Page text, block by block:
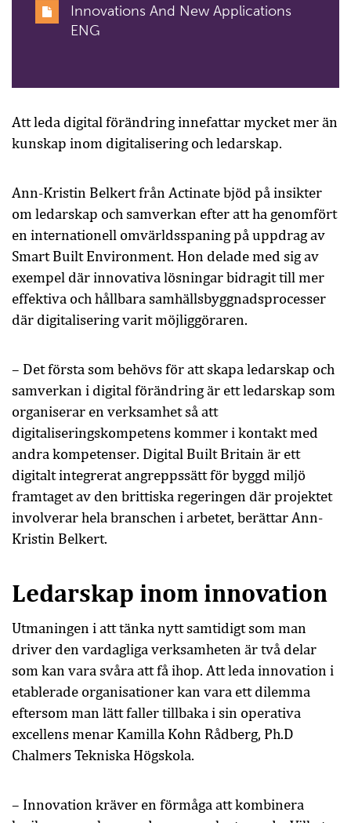
Innovations And New Applications
ENG
Att leda digital förändring innefattar mycket mer än
kunskap inom digitalisering och ledarskap.
Ann-Kristin Belkert från Actinate bjöd på insikter
om ledarskap och samverkan efter att ha genomfört
en internationell omvärldsspaning på uppdrag av
Smart Built Environment. Hon delade med sig av
exempel där innovativa lösningar bidragit till mer
effektiva och hållbara samhällsbyggnadsprocesser
där digitalisering varit möjliggöraren.
– Det första som behövs för att skapa ledarskap och
samverkan i digital förändring är ett ledarskap som
organiserar en verksamhet så att
digitaliseringskompetens kommer i kontakt med
andra kompetenser. Digital Built Britain är ett
digitalt integrerat angreppssätt för byggd miljö
framtaget av den brittiska regeringen där projektet
involverar hela branschen i arbetet, berättar Ann-
Kristin Belkert.
Ledarskap inom innovation
Utmaningen i att tänka nytt samtidigt som man
driver den vardagliga verksamheten är två delar
som kan vara svåra att få ihop. Att leda innovation i
etablerade organisationer kan vara ett dilemma
eftersom man lätt faller tillbaka i sin operativa
excellens menar Kamilla Kohn Rådberg, Ph.D
Chalmers Tekniska Högskola.
– Innovation kräver en förmåga att kombinera